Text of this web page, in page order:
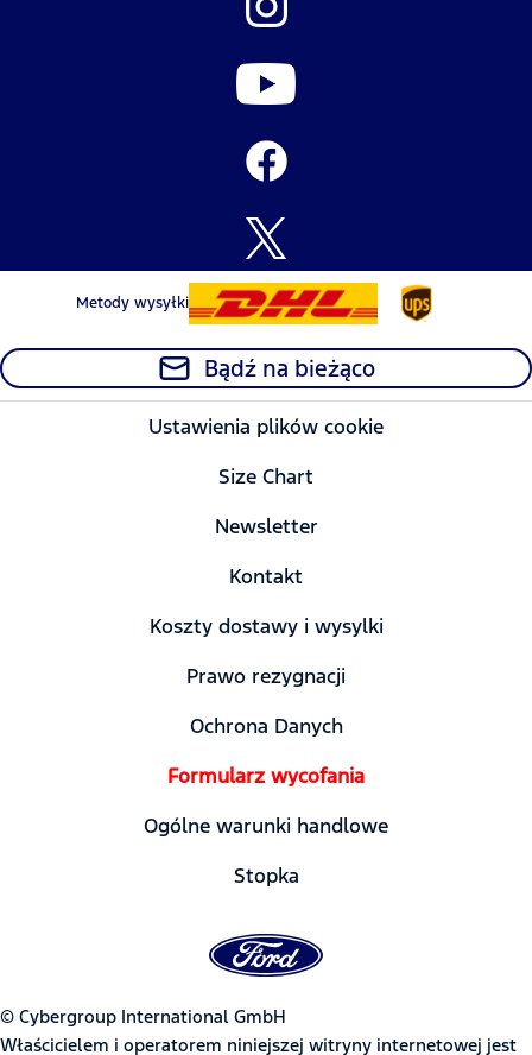
Metody wysyłki
Bądź na bieżąco
Ustawienia plików cookie
Size Chart
Newsletter
Kontakt
Koszty dostawy i wysylki
Prawo rezygnacji
Ochrona Danych
Formularz wycofania
Ogólne warunki handlowe
Stopka
© Cybergroup International GmbH
Właścicielem i operatorem niniejszej witryny internetowej jest